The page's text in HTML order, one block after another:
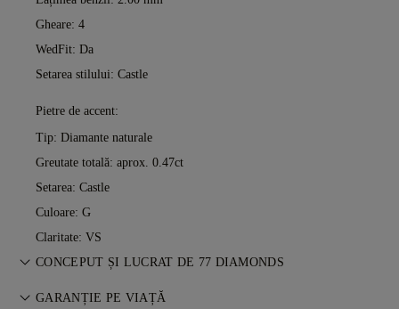
Gheare: 4
WedFit: Da
Setarea stilului: Castle
Pietre de accent:
Tip: Diamante naturale
Greutate totală: aprox. 0.47ct
Setarea: Castle
Culoare: G
Claritate: VS
CONCEPUT ȘI LUCRAT DE 77 DIAMONDS
Arta bijuteriilor, perfecționată piesă cu piesă de maeștrii 77
GARANȚIE PE VIAȚĂ